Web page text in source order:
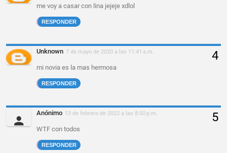
me voy a casar con lina jejeje xdlol
RESPONDER
Unknown 7 de mayo de 2020 a las 11:41 a.m.
mi novia es la mas hermosa
RESPONDER
Anónimo 13 de febrero de 2022 a las 8:50 p.m.
WTF con todos
RESPONDER